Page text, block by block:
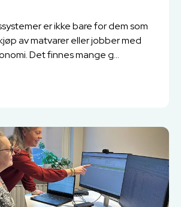
er ikke bare for dem som
av matvarer eller jobber med
Det finnes mange g...